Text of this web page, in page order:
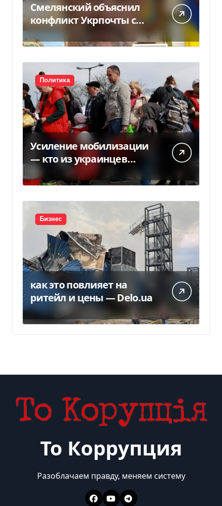
Смелянский объяснил
конфликт Укрпочты с
НБУ из-за платежек
Политика
Усиление мобилизации
— кто из украинцев
потеряет право на
временную защиту в ЕС
Бизнес
как это повлияет на
ритейл и цены — Delo.ua
То Коррупция
Разоблачаем правду, меняем систему